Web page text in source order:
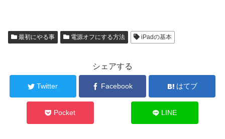
最初にやる事 電源オフにする方法 iPadの基本
シェアする
Twitter Facebook はてブ
Pocket LINE